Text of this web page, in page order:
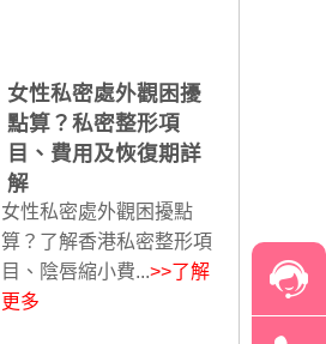
女性私密處外觀困擾
點算？私密整形項
目、費用及恢復期詳
解
女性私密處外觀困擾點
算？了解香港私密整形項
目、陰唇縮小費...>>了解
更多